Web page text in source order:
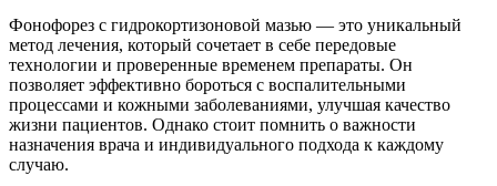
Фонофорез с гидрокортизоновой мазью — это уникальный
метод лечения, который сочетает в себе передовые
технологии и проверенные временем препараты. Он
позволяет эффективно бороться с воспалительными
процессами и кожными заболеваниями, улучшая качество
жизни пациентов. Однако стоит помнить о важности
назначения врача и индивидуального подхода к каждому
случаю.